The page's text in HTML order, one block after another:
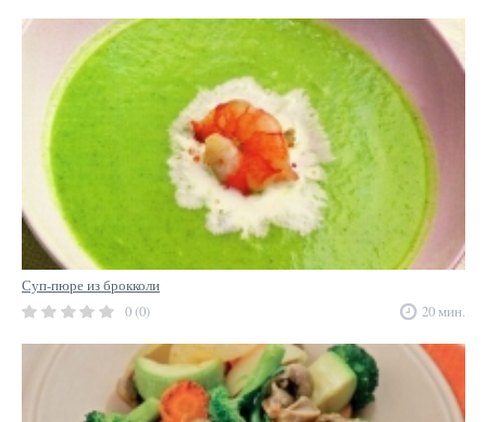
Суп-пюре из брокколи
0 (0)
20 мин.